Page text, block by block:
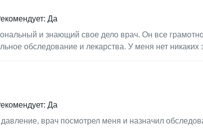
Да
и знающий свое дело врач. Он все
обследование и лекарства. У меня нет никаких
Да
врач посмотрел меня и назначил